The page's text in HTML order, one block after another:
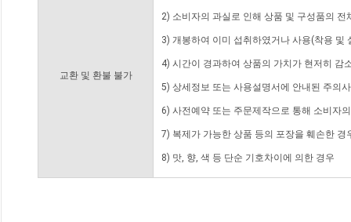
교환 및 환불 불가
2) 소비자의 과실로 인해 상품 및 구성품의
3) 개봉하여 이미 섭취하였거나 사용(착용 및
4) 시간이 경과하여 상품의 가치가 현저히 감
5) 상세정보 또는 사용설명서에 안내된 주의
6) 사전예약 또는 주문제작으로 통해 소비자
7) 복제가 가능한 상품 등의 포장을 훼손한 경
8) 맛, 향, 색 등 단순 기호차이에 의한 경우